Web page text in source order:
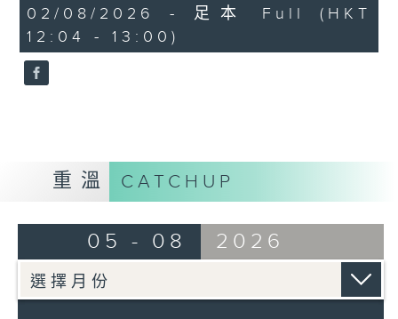
56
minutes,
0
seconds
02/08/2026 - 足本 Full (HKT
12:04 - 13:00)
重溫 CATCHUP
05 - 08 2026